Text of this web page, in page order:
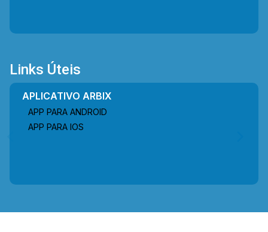
Links Úteis
APLICATIVO ARBIX
APP PARA ANDROID
APP PARA IOS